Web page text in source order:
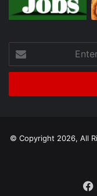
your
Email
© Copyright 2026, All